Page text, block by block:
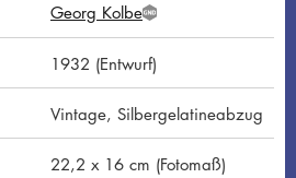
Georg KolbeG
N
D
1932 (Entwurf)
Vintage, Silbergelatineabzug
22,2 x 16 cm (Fotomaß)